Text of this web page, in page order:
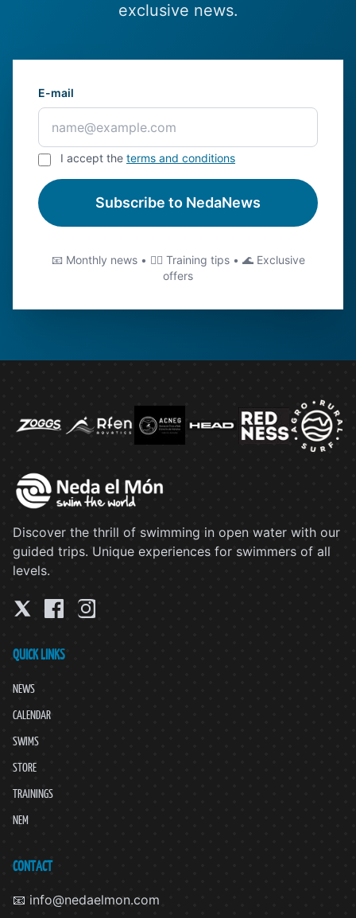
exclusive news.
E-mail
I accept the terms and conditions
Subscribe to NedaNews
📧 Monthly news • 🏊‍♂️ Training tips • 🌊 Exclusive
offers
Discover the thrill of swimming in open water with our
guided trips. Unique experiences for swimmers of all
levels.
QUICK LINKS
NEWS
CALENDAR
SWIMS
STORE
TRAININGS
NEM
CONTACT
📧 info@nedaelmon.com